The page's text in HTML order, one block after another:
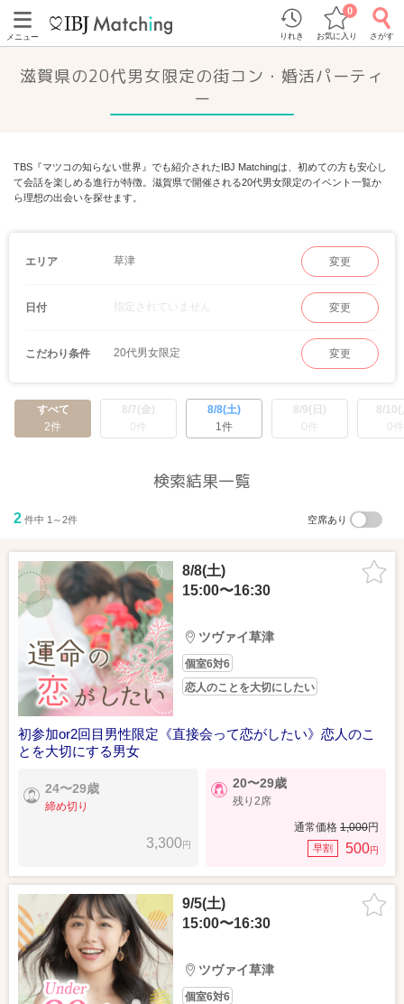
メニュー りれき お気に入り
0
さがす
滋賀県の20代男女限定の街コン・婚活パーティ
ー
TBS『マツコの知らない世界』でも紹介されたIBJ Matchingは、初めての方も安心し
て会話を楽しめる進行が特徴。滋賀県で開催される20代男女限定のイベント一覧か
ら理想の出会いを探せます。
エリア 草津 変更
日付 指定されていません 変更
こだわり条件 20代男女限定 変更
すべて
2件
8/7(金)
0件
8/8(土)
1件
8/9(日)
0件
8/10(
0件
検索結果一覧
2 件中 1～2件 空席あり
8/8(土)
15:00〜16:30
ツヴァイ草津
個室6対6
恋人のことを大切にしたい
初参加or2回目男性限定《直接会って恋がしたい》恋人のこ
とを大切にする男女
24〜29歳
締め切り
3,300円
20〜29歳
残り2席
通常価格 1,000円
早割 500円
9/5(土)
15:00〜16:30
ツヴァイ草津
個室6対6